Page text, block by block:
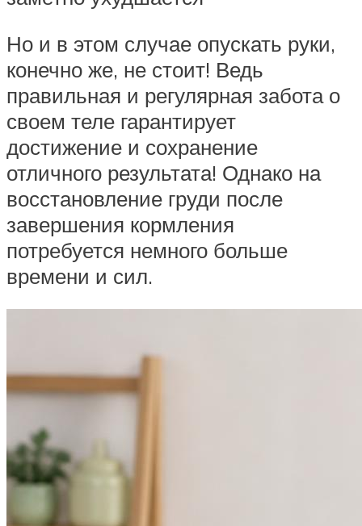
Но и в этом случае опускать руки,
конечно же, не стоит! Ведь
правильная и регулярная забота о
своем теле гарантирует
достижение и сохранение
отличного результата! Однако на
восстановление груди после
завершения кормления
потребуется немного больше
времени и сил.